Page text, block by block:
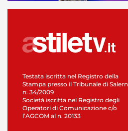
Testata iscritta nel Registro della
Stampa presso il Tribunale di
n. 34/2009
Società iscritta nel Registro degli
Operatori di Comunicazione c/o
l’AGCOM al n. 20133